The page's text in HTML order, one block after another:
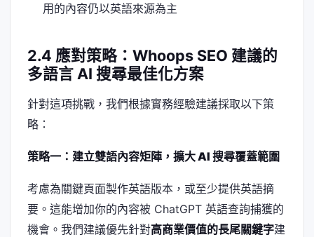
用的內容仍以英語來源為主
2.4 應對策略：Whoops SEO 建議的
多語言 AI 搜尋最佳化方案
針對這項挑戰，我們根據實務經驗建議採取以下策
略：
策略一：建立雙語內容矩陣，擴大 AI 搜尋覆蓋範圍
考慮為關鍵頁面製作英語版本，或至少提供英語摘
要。這能增加你的內容被 ChatGPT 英語查詢捕獲的
機會。我們建議優先針對高商業價值的長尾關鍵字建